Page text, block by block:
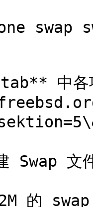
swap
中各
Swap 文
的